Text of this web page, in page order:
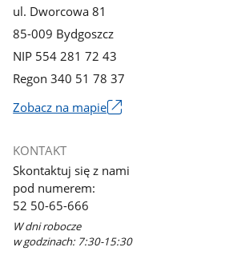
ul. Dworcowa 81
85-009 Bydgoszcz
NIP 554 281 72 43
Regon 340 51 78 37
Zobacz na mapie
się
w
nowym
oknie
KONTAKT
Skontaktuj się z nami
pod numerem:
52 50-65-666
W dni robocze
w godzinach: 7:30-15:30